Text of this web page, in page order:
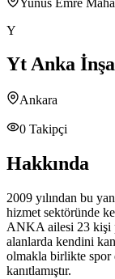
Y
Yt Anka
Ankara
0 Takipçi
Hakkında
2009 yılından bu
hizmet sektöründe
ANKA ailesi 23 kişi
alanlarda kendini
olmakla birlikte spor
kanıtlamıştır.